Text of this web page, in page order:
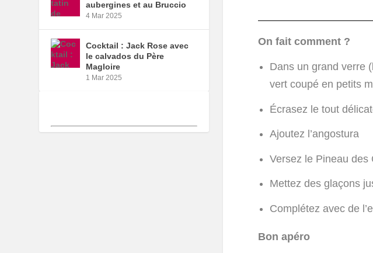
On fait comment ?
Dans un grand verre
vert coupé en petits
Écrasez le tout
Ajoutez l’angostura
Versez le Pineau des
Mettez des glaçons
Complétez avec de
Bon apéro
aubergines et au Bruccio
4 Mar 2025
Cocktail : Jack Rose avec
le calvados du Père
Magloire
1 Mar 2025